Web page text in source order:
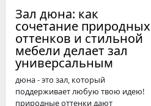
Зал дюна: как
сочетание природных
оттенков и стильной
мебели делает зал
универсальным
дюна - это зал, который
поддерживает любую твою идею!
природные оттенки дают